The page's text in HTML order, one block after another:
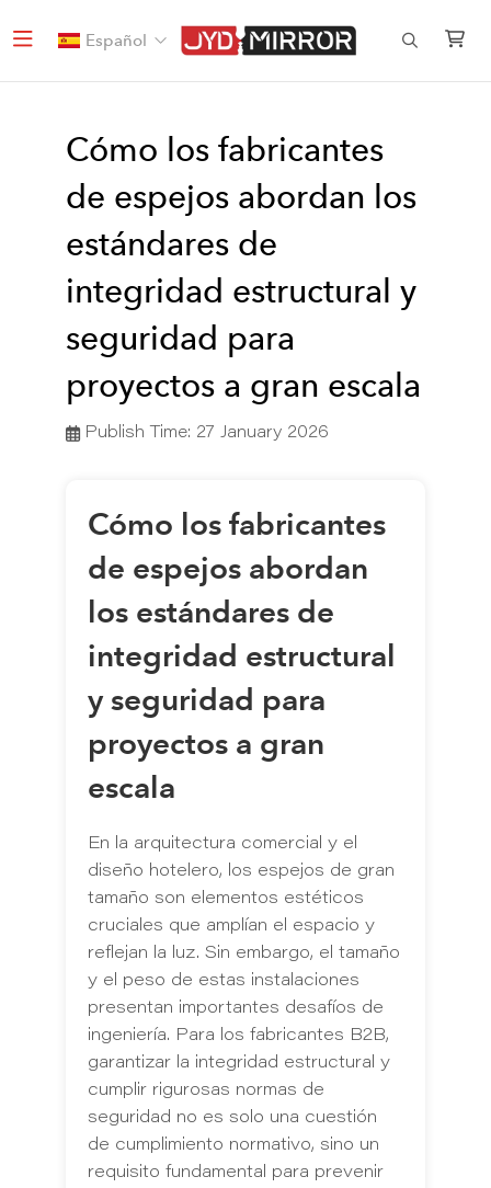
Español
Cómo los fabricantes
de espejos abordan los
estándares de
integridad estructural y
seguridad para
proyectos a gran escala
Publish Time: 27 January 2026
Cómo los fabricantes
de espejos abordan
los estándares de
integridad estructural
y seguridad para
proyectos a gran
escala
En la arquitectura comercial y el
diseño hotelero, los espejos de gran
tamaño son elementos estéticos
cruciales que amplían el espacio y
reflejan la luz. Sin embargo, el tamaño
y el peso de estas instalaciones
presentan importantes desafíos de
ingeniería. Para los fabricantes B2B,
garantizar la integridad estructural y
cumplir rigurosas normas de
seguridad no es solo una cuestión
de cumplimiento normativo, sino un
requisito fundamental para prevenir